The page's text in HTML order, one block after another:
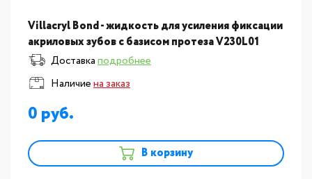
Villacryl Bond - жидкость для усиления фиксации
акриловых зубов с базисом протеза V230L01
Доставкаподробнее
Наличиена заказ
0
В корзину